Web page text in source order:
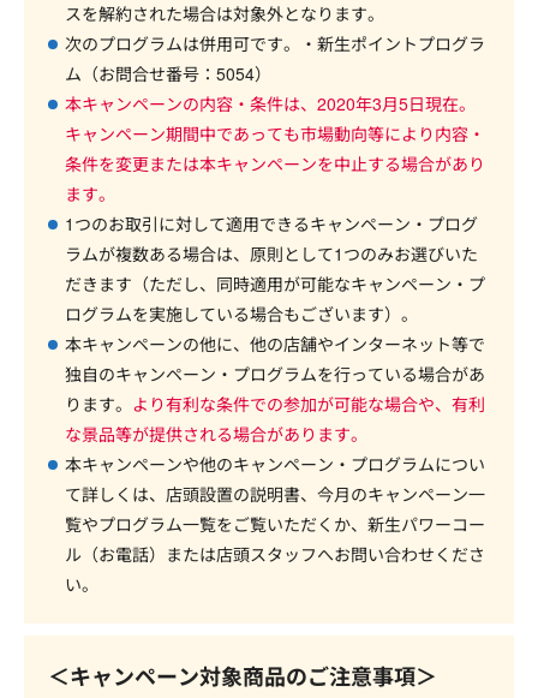
スを解約された場合は対象外となります。
次のプログラムは併用可です。・新生ポイントプログラ
ム（お問合せ番号：5054）
本キャンペーンの内容・条件は、2020年3月5日現在。
キャンペーン期間中であっても市場動向等により内容・
条件を変更または本キャンペーンを中止する場合があり
ます。
1つのお取引に対して適用できるキャンペーン・プログ
ラムが複数ある場合は、原則として1つのみお選びいた
だきます（ただし、同時適用が可能なキャンペーン・プ
ログラムを実施している場合もございます）。
本キャンペーンの他に、他の店舗やインターネット等で
独自のキャンペーン・プログラムを行っている場合があ
ります。 より有利な条件での参加が可能な場合や、有利
な景品等が提供される場合があります。
本キャンペーンや他のキャンペーン・プログラムについ
て詳しくは、店頭設置の説明書、今月のキャンペーン一
覧やプログラム一覧をご覧いただくか、新生パワーコー
ル（お電話）または店頭スタッフへお問い合わせくださ
い。
＜キャンペーン対象商品のご注意事項＞